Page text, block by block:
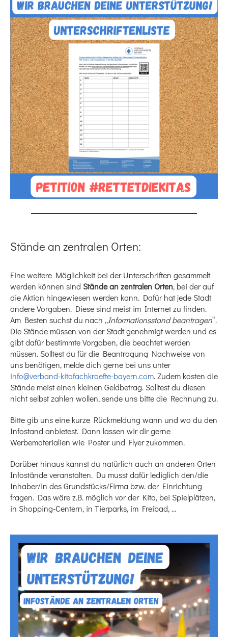
Stände an zentralen Orten:
Eine weitere Möglichkeit bei der Unterschriften gesammelt
werden können sind Stände an zentralen Orten, bei der auf
die Aktion hingewiesen werden kann. Dafür hat jede Stadt
andere Vorgaben. Diese sind meist im Internet zu finden.
Am Besten suchst du nach „Informationsstand beantragen“.
Die Stände müssen von der Stadt genehmigt werden und es
gibt dafür bestimmte Vorgaben, die beachtet werden
müssen. Solltest du für die Beantragung Nachweise von
uns benötigen, melde dich gerne bei uns unter
info@verband-kitafachkraefte-bayern.com. Zudem kosten die
Stände meist einen kleinen Geldbetrag. Solltest du diesen
nicht selbst zahlen wollen, sende uns bitte die Rechnung zu.
Bitte gib uns eine kurze Rückmeldung wann und wo du den
Infostand anbietest. Dann lassen wir dir gerne
Werbematerialien wie Poster und Flyer zukommen.
Darüber hinaus kannst du natürlich auch an anderen Orten
Infostände veranstalten. Du musst dafür lediglich den/die
Inhaber/in des Grundstücks/Firma bzw. der Einrichtung
fragen. Das wäre z.B. möglich vor der Kita, bei Spielplätzen,
in Shopping-Centern, in Tierparks, im Freibad, …